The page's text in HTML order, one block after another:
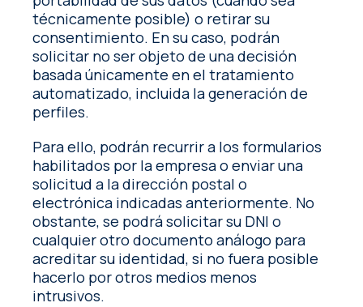
técnicamente posible) o retirar su
consentimiento. En su caso, podrán
solicitar no ser objeto de una decisión
basada únicamente en el tratamiento
automatizado, incluida la generación de
perfiles.
Para ello, podrán recurrir a los formularios
habilitados por la empresa o enviar una
solicitud a la dirección postal o
electrónica indicadas anteriormente. No
obstante, se podrá solicitar su DNI o
cualquier otro documento análogo para
acreditar su identidad, si no fuera posible
hacerlo por otros medios menos
intrusivos.